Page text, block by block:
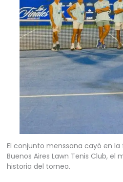
El conjunto menssana cayó en la
Buenos Aires Lawn Tenis Club, el
historia del torneo.